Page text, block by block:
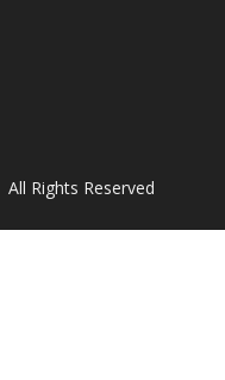
All Rights Reserved